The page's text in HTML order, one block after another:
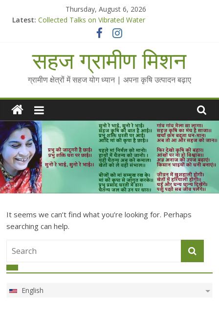
Thursday, August 6, 2026
Latest: Collected Talks on Vibrated Water
सहज कृषि प्रचार-प्रसार किट
Standee Designs @ 2025 for Sahaj Krishi Promotions
Chalo Gaon Ki Or Abhiyaan - 2025-26
सहज ग्रामीण मिशन
ग्रामीण क्षेत्रों में सहज योग ध्यान | अपना कृषि उत्पादन बढ़ाए
It seems we can’t find what you’re looking for. Perhaps
searching can help.
English